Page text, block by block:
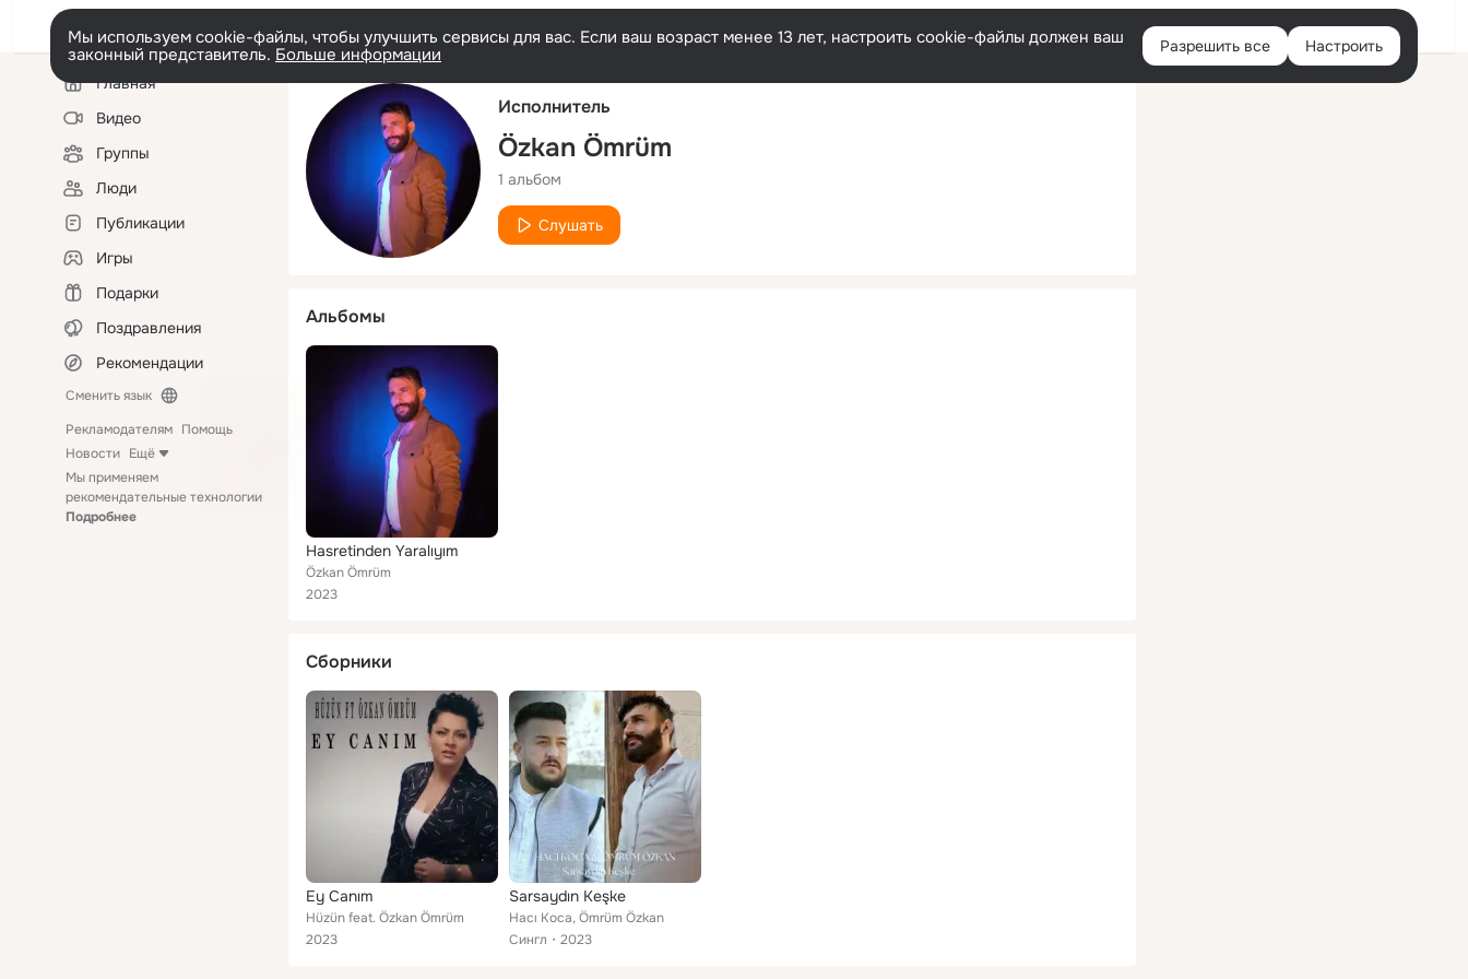
Русский Войти
Мы используем cookie-файлы, чтобы улучшить сервисы для вас. Если ваш возраст менее 13 лет, настроить cookie-файлы должен ваш
законный представитель. Больше информации Разрешить все Настроить
Левая
колонкаГлавная
Видео
Группы
Люди
Публикации
Игры
Подарки
Поздравления
Рекомендации
Сменить язык
Рекламодателям Помощь
Новости Ещё
Мы применяем
рекомендательные технологии
Подробнее
Исполнитель
Özkan Ömrüm
1 альбом
Слушать
Альбомы
Hasretinden Yaralıyım
Özkan Ömrüm
2023
Сборники
Ey Canım
Hüzün feat. Özkan Ömrüm
2023
Sarsaydın Keşke
Hacı Koca, Ömrüm Özkan
Сингл
2023